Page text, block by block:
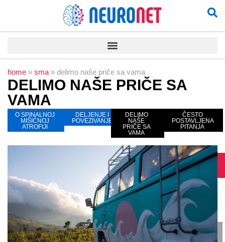
home » sma » delimo naše priče sa vama
DELIMO NAŠE PRIČE SA
VAMA
O SPINALNOJ
MIŠIĆNOJ
ATROFIJI
DELJENJE I
POVEZIVANJE
DELIMO
NAŠE
PRIČE SA
VAMA
ČESTO
POSTAVLJENA
PITANJA